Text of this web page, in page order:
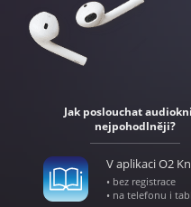
Jak poslouchat
nejpohodlněji?
V aplikaci O2
• bez registrace
• na telefonu i